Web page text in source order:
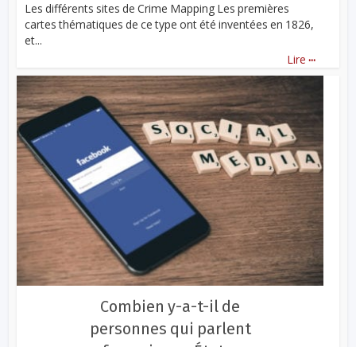
Les différents sites de Crime Mapping Les premières
cartes thématiques de ce type ont été inventées en 1826,
et...
Lire ...
Combien y-a-t-il de
personnes qui parlent